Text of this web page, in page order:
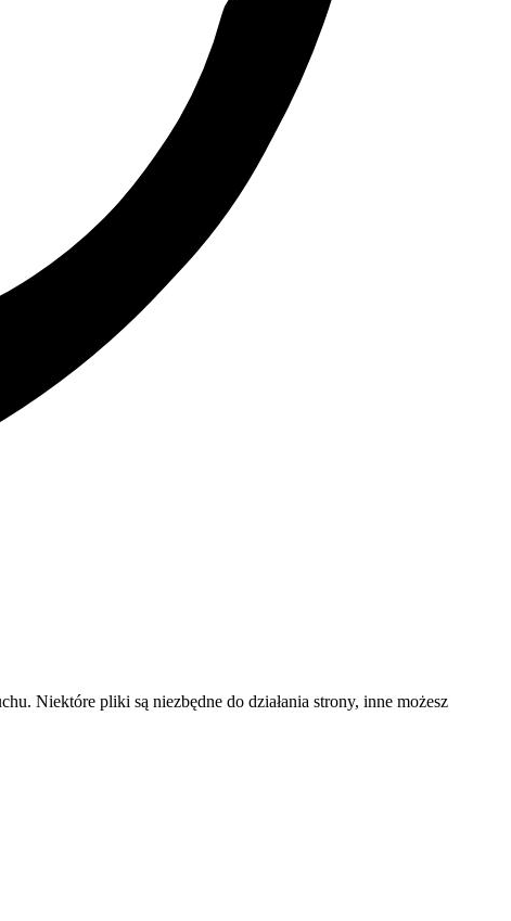
Niektóre pliki są niezbędne do działania strony, inne możesz